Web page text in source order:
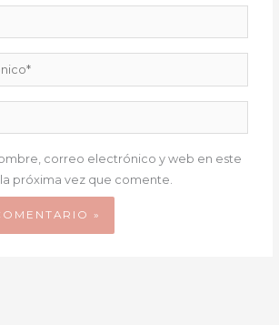
correo electrónico y web en este
próxima vez que comente.